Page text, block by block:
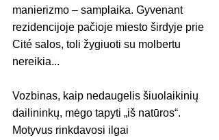
manierizmo – samplaika. Gyvenant
rezidencijoje pačioje miesto širdyje prie
Cité salos, toli žygiuoti su molbertu
nereikia...
Vozbinas, kaip nedaugelis šiuolaikinių
dailininkų, mėgo tapyti „iš natūros“.
Motyvus rinkdavosi ilgai